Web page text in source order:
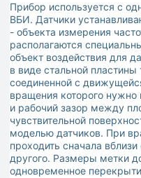
Прибор используется с
ВБИ. Датчики
- объекта измерения
располагаются
объект воздействия для
в виде стальной
соединенной с
вращения которого
и рабочий зазор между
чувствительной
моделью датчиков. При
проходить сначала
другого. Размеры метки
одновременное